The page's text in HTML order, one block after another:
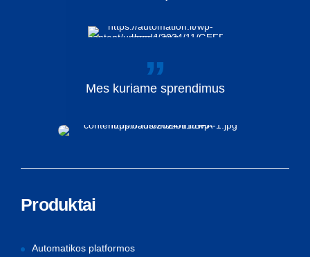
Mes kuriame sprendimus
Produktai
Automatikos platformos